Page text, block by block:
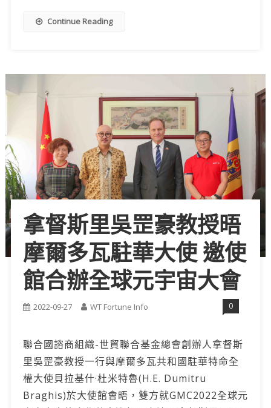
Continue Reading
拿督斯里吳罡豪教授晤
摩爾多瓦駐華大使 邀使
館合辦全球元宇宙大會
2022-09-27 WT Fortune Info 0
聯合國諮商組織-世貿聯合基金總會創辦人拿督斯
里吳罡豪教授一行與摩爾多瓦共和國駐華特命全
權大使貝拉基什·杜米特魯(H.E. Dumitru
Braghis)於大使館會晤，雙方就GMC2022全球元